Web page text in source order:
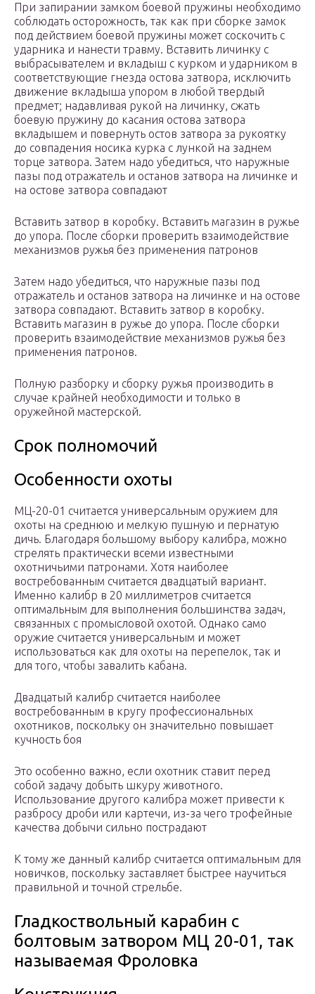
При запирании замком боевой пружины необходимо
соблюдать осторожность, так как при сборке замок
под действием боевой пружины может соскочить с
ударника и нанести травму. Вставить личинку с
выбрасывателем и вкладыш с курком и ударником в
соответствующие гнезда остова затвора, исключить
движение вкладыша упором в любой твердый
предмет; надавливая рукой на личинку, сжать
боевую пружину до касания остова затвора
вкладышем и повернуть остов затвора за рукоятку
до совпадения носика курка с лункой на заднем
торце затвора. Затем надо убедиться, что наружные
пазы под отражатель и останов затвора на личинке и
на остове затвора совпадают
Вставить затвор в коробку. Вставить магазин в ружье
до упора. После сборки проверить взаимодействие
механизмов ружья без применения патронов
Затем надо убедиться, что наружные пазы под
отражатель и останов затвора на личинке и на остове
затвора совпадают. Вставить затвор в коробку.
Вставить магазин в ружье до упора. После сборки
проверить взаимодействие механизмов ружья без
применения патронов.
Полную разборку и сборку ружья производить в
случае крайней необходимости и только в
оружейной мастерской.
Срок полномочий
Особенности охоты
МЦ-20-01 считается универсальным оружием для
охоты на среднюю и мелкую пушную и пернатую
дичь. Благодаря большому выбору калибра, можно
стрелять практически всеми известными
охотничьими патронами. Хотя наиболее
востребованным считается двадцатый вариант.
Именно калибр в 20 миллиметров считается
оптимальным для выполнения большинства задач,
связанных с промысловой охотой. Однако само
оружие считается универсальным и может
использоваться как для охоты на перепелок, так и
для того, чтобы завалить кабана.
Двадцатый калибр считается наиболее
востребованным в кругу профессиональных
охотников, поскольку он значительно повышает
кучность боя
Это особенно важно, если охотник ставит перед
собой задачу добыть шкуру животного.
Использование другого калибра может привести к
разбросу дроби или картечи, из-за чего трофейные
качества добычи сильно пострадают
К тому же данный калибр считается оптимальным для
новичков, поскольку заставляет быстрее научиться
правильной и точной стрельбе.
Гладкоствольный карабин с
болтовым затвором МЦ 20-01, так
называемая Фроловка